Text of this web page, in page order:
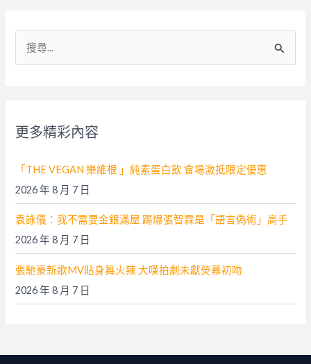
:
更多精彩內容
「THE VEGAN 樂維根 」純素蛋白飲 會場激抵限定優惠
2026 年 8 月 7 日
袁詠儀：我不需要金銀滿屋 踢爆張智霖是「語言偽術」高手
2026 年 8 月 7 日
張馳豪新歌MV貼身舞火辣 大嘆拍劇未獻熒幕初吻
2026 年 8 月 7 日